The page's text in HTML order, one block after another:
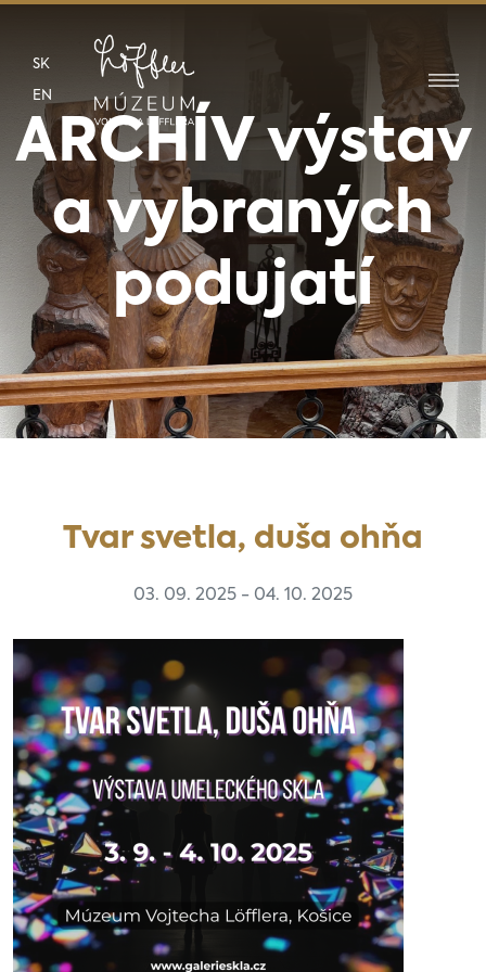
SK
EN
ARCHÍV výstav
a vybraných
podujatí
Tvar svetla, duša ohňa
03. 09. 2025 - 04. 10. 2025